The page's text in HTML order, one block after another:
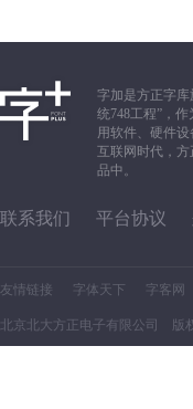
字加是方正字
统748工程”，
用软件、硬件设
互联网时代，
品中。
联系我们 平台协议
友情链接 字体天下 字客网
北京北大方正电子有限公司 版